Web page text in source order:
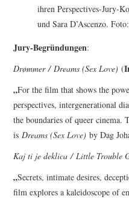
ihren Perspectives-Jury-
und Sara D’Ascenzo.
Jury-Begründungen:
Drømmer/Dreams (Sex Love) (
„For the film that shows the
perspectives, intergenerational
the boundaries of queer
isDreams (Sex Love) by Dag
Kaj ti je deklica /Little Trouble
„Secrets, intimate desires,
film explores a kaleidoscope of